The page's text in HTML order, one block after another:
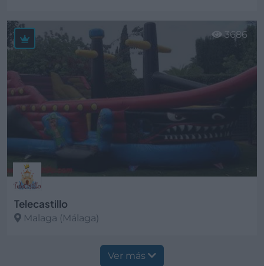
Telecastillo
Malaga (Málaga)
3686
Ver más